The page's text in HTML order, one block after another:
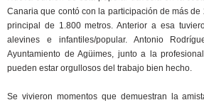
Canaria que contó con la participación de más
principal de 1.800 metros. Anterior a esa
alevines e infantiles/popular. Antonio
Ayuntamiento de Agüimes, junto a la
pueden estar orgullosos del trabajo bien hecho.
Se vivieron momentos que demuestran la